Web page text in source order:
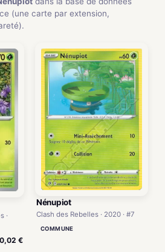
(une carte par extension,
·
0,02 €
Nénupiot
Clash des Rebelles · 2020 · #7
COMMUNE